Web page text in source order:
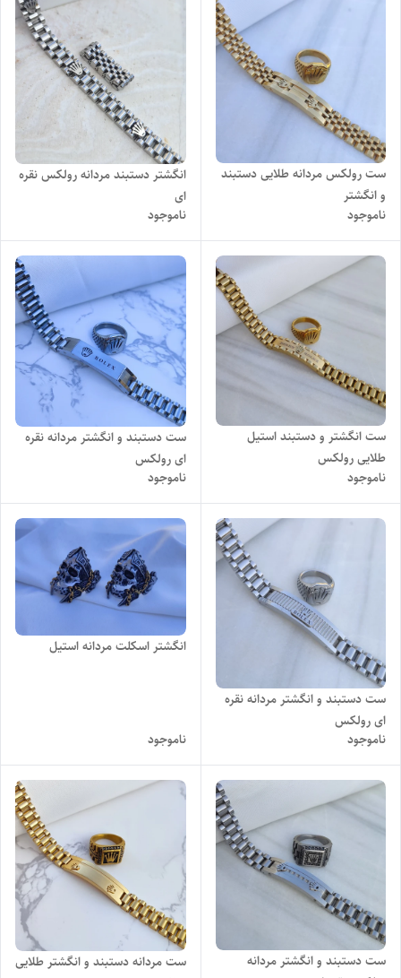
ست رولکس مردانه طلایی دستبند
و انگشتر
ناموجود
انگشتر دستبند مردانه رولکس نقره
ای
ناموجود
ست انگشتر و دستبند استیل
طلایی رولکس
ناموجود
ست دستبند و انگشتر مردانه نقره
ای رولکس
ناموجود
ست دستبند و انگشتر مردانه نقره
ای رولکس
ناموجود
انگشتر اسکلت مردانه استیل
ناموجود
ست دستبند و انگشتر مردانه
ست مردانه دستبند و انگشتر طلایی